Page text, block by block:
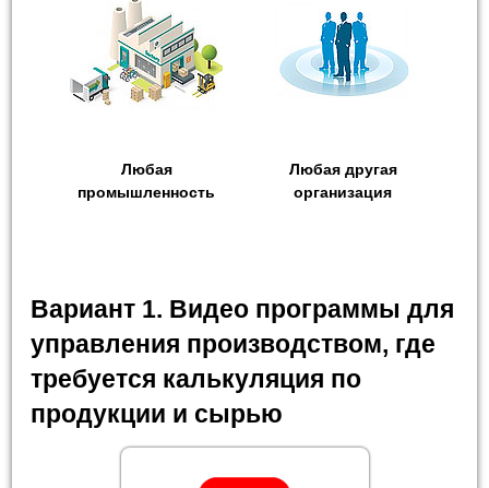
Любая
промышленность
Любая другая
организация
Вариант 1. Видео программы для
управления производством, где
требуется калькуляция по
продукции и сырью